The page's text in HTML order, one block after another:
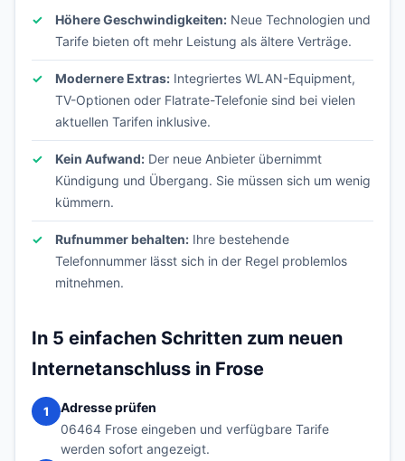
Höhere Geschwindigkeiten: Neue Technologien und
Tarife bieten oft mehr Leistung als ältere Verträge.
Modernere Extras: Integriertes WLAN-Equipment,
TV-Optionen oder Flatrate-Telefonie sind bei vielen
aktuellen Tarifen inklusive.
Kein Aufwand: Der neue Anbieter übernimmt
Kündigung und Übergang. Sie müssen sich um wenig
kümmern.
Rufnummer behalten: Ihre bestehende
Telefonnummer lässt sich in der Regel problemlos
mitnehmen.
In 5 einfachen Schritten zum neuen
Internetanschluss in Frose
1
Adresse prüfen
06464 Frose eingeben und verfügbare Tarife
werden sofort angezeigt.